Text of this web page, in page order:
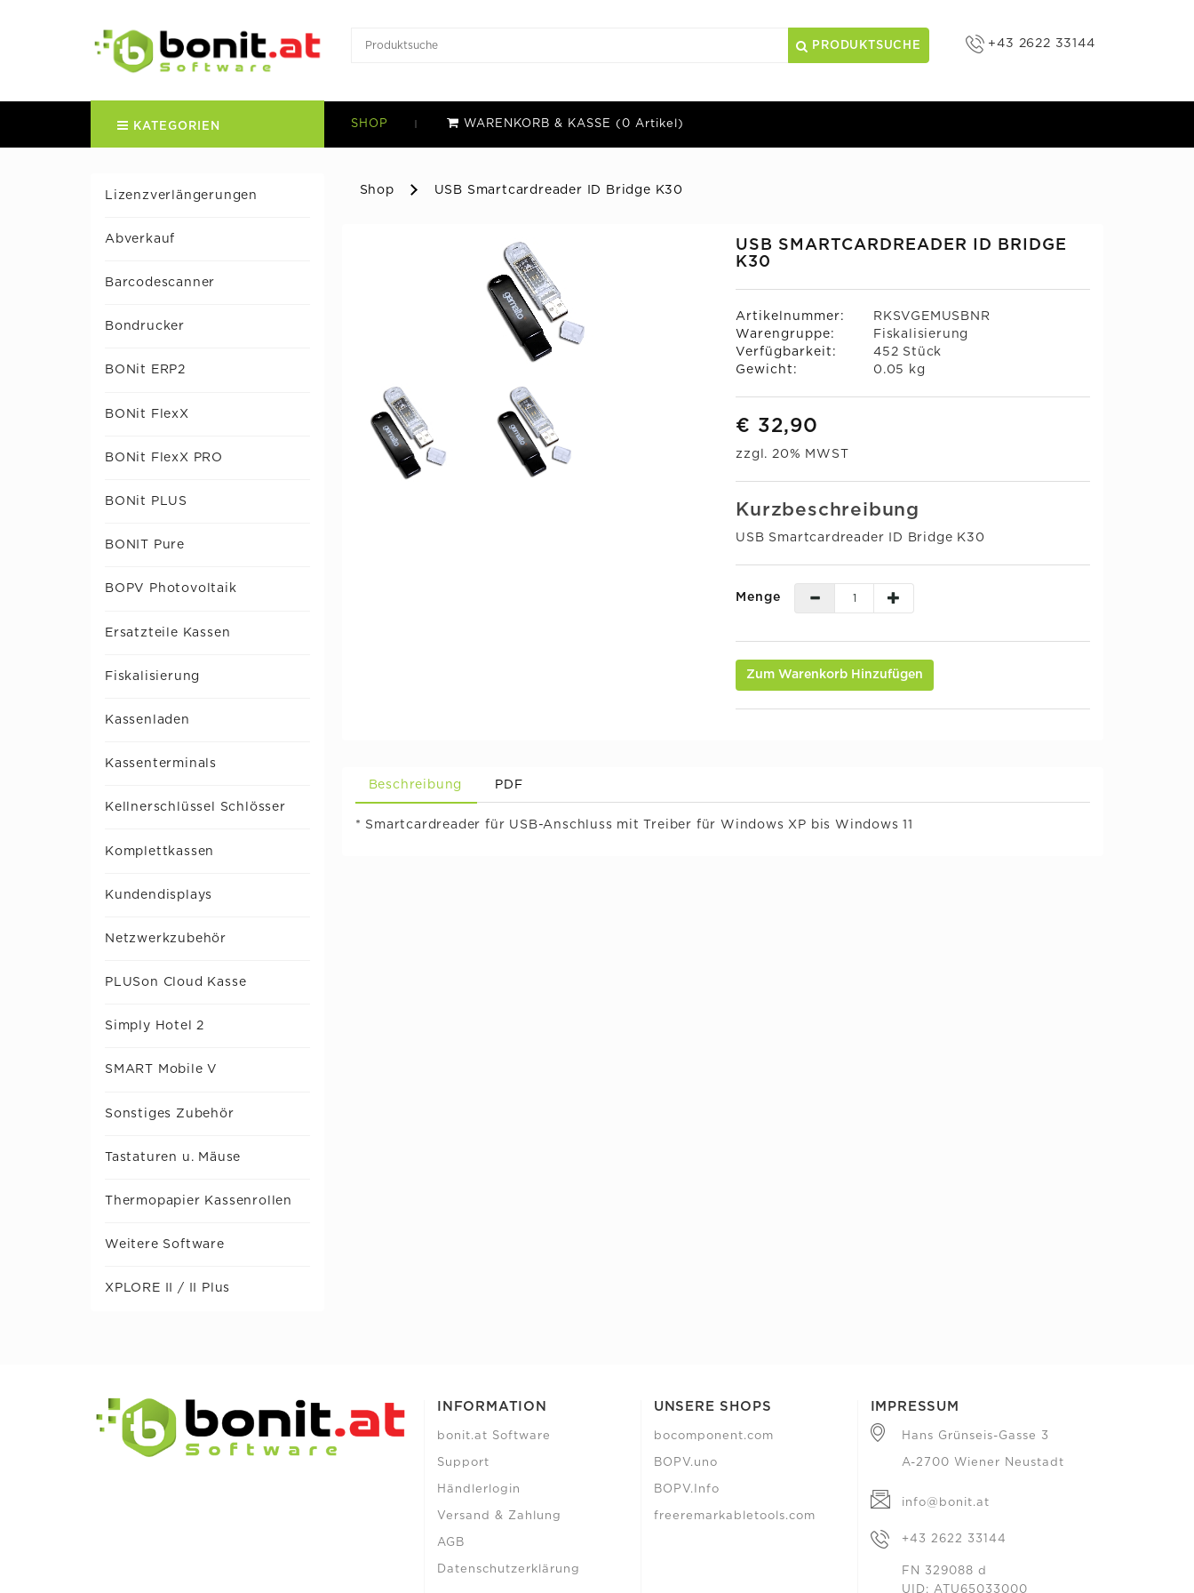
PRODUKTSUCHE +43 2622 33144
SHOP WARENKORB & KASSE (0 Artikel)
KATEGORIEN
Lizenzverlängerungen
Abverkauf
Barcodescanner
Bondrucker
BONit ERP2
BONit FlexX
BONit FlexX PRO
BONit PLUS
BONIT Pure
BOPV Photovoltaik
Ersatzteile Kassen
Fiskalisierung
Kassenladen
Kassenterminals
Kellnerschlüssel Schlösser
Komplettkassen
Kundendisplays
Netzwerkzubehör
PLUSon Cloud Kasse
Simply Hotel 2
SMART Mobile V
Sonstiges Zubehör
Tastaturen u. Mäuse
Thermopapier Kassenrollen
Weitere Software
XPLORE II / II Plus
Shop USB Smartcardreader ID Bridge K30
USB SMARTCARDREADER ID BRIDGE
K30
Artikelnummer:
RKSVGEMUSBNR
Warengruppe:
Fiskalisierung
Verfügbarkeit:
452 Stück
Gewicht:
0.05 kg
€ 32,90
zzgl. 20% MWST
Kurzbeschreibung
USB Smartcardreader ID Bridge K30
Menge
Zum Warenkorb Hinzufügen
Beschreibung PDF
* Smartcardreader für USB-Anschluss mit Treiber für Windows XP bis Windows 11
INFORMATION
bonit.at Software
Support
Händlerlogin
Versand & Zahlung
AGB
Datenschutzerklärung
UNSERE SHOPS
bocomponent.com
BOPV.uno
BOPV.Info
freeremarkabletools.com
IMPRESSUM
Hans Grünseis-Gasse 3
A-2700 Wiener Neustadt
info@bonit.at
+43 2622 33144
FN 329088 d
UID: ATU65033000